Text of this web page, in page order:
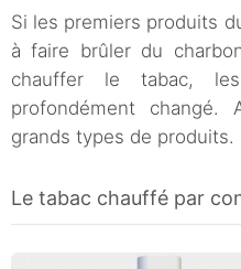
Si les premiers produits
à faire brûler du
chauffer le tabac,
profondément changé.
grands types de produits.
Le tabac chauffé par